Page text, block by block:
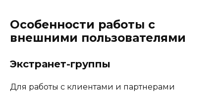
Особенности работы с
внешними пользователями
Экстранет-группы
Для работы с клиентами и партнерами